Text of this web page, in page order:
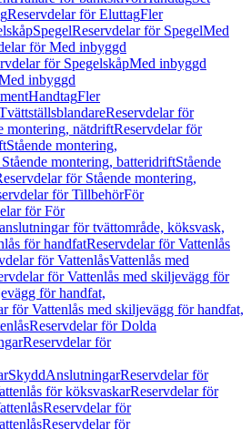
Reservdelar för EluttagFler
SpegelReservdelar för SpegelMed
för Med inbyggd
för SpegelskåpMed inbyggd
inbyggd
HandtagFler
Reservdelar för
montering, nätdriftReservdelar för
Stående montering,
montering, batteridriftStående
för Stående montering,
för TillbehörFör
för För
för tvättområde, köksvask,
för handfatReservdelar för Vattenlås
för VattenlåsVattenlås med
för Vattenlås med skiljevägg för
för handfat,
för Vattenlås med skiljevägg för handfat,
Reservdelar för Dolda
Reservdelar för
SkyddAnslutningarReservdelar för
för köksvaskarReservdelar för
Reservdelar för
Reservdelar för